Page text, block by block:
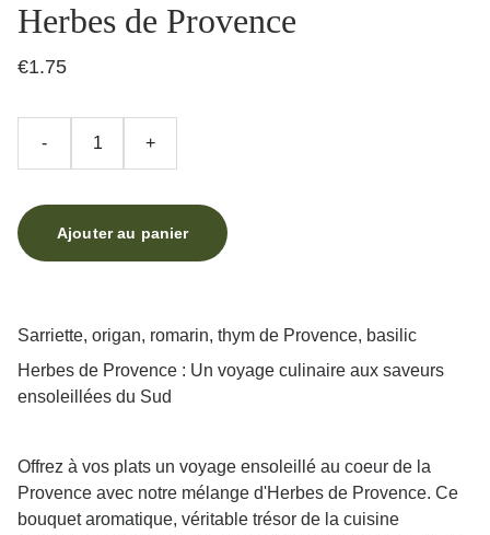
Herbes de Provence
€1.75
- +
Ajouter au panier
Sarriette, origan, romarin, thym de Provence, basilic
Herbes de Provence : Un voyage culinaire aux saveurs
ensoleillées du Sud
Offrez à vos plats un voyage ensoleillé au coeur de la
Provence avec notre mélange d'Herbes de Provence. Ce
bouquet aromatique, véritable trésor de la cuisine